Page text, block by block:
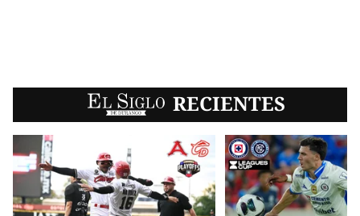
EL SIGLO RECIENTES